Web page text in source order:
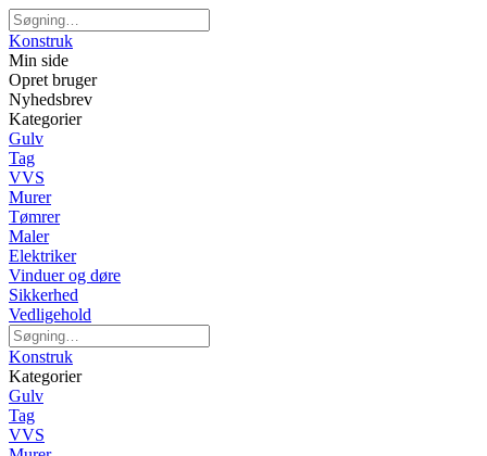
Konstruk
Min side
Opret bruger
Nyhedsbrev
Kategorier
Gulv
Tag
VVS
Murer
Tømrer
Maler
Elektriker
Vinduer og døre
Sikkerhed
Vedligehold
Konstruk
Kategorier
Gulv
Tag
VVS